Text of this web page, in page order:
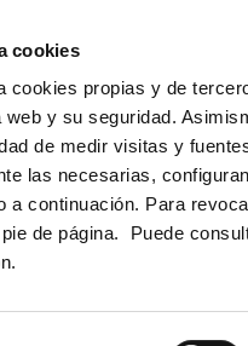
cookies
cookies propias y de
web y su seguridad.
de medir visitas y
las necesarias,
a continuación. Para
de página. Puede
IGUALDAD